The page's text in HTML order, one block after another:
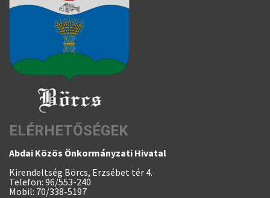
ELÉRHETŐSÉGEK
Abdai Közös Önkormányzati Hivatal
Kirendeltség Börcs, Erzsébet tér 4.
Telefon: 96/553-240
Mobil: 70/338-5197